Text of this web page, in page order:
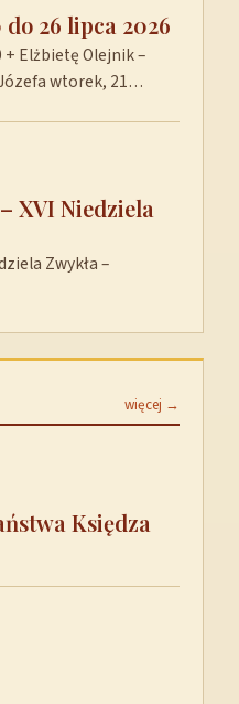
26 lipca 2026
+ Elżbietę Olejnik –
wtorek, 21…
XVI Niedziela
Zwykła –
więcej →
Księdza